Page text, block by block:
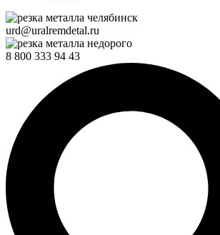
urd@uralremdetal.ru
8 800 333 94 43